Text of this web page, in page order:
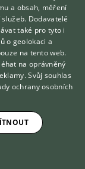
kamaráda?
poradí
ONLINE
S
a obsah, měření
Dodavatelé
také pro tyto i
o geolokaci a
na tento web.
na oprávněný
. Svůj souhlas
ochrany osobních